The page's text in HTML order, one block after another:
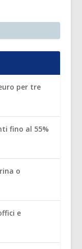
per tre
fino al 55%
o
e